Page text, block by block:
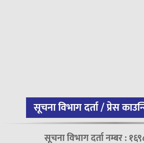
सूचना विभाग दर्ता / प्रेस
सूचना विभाग दर्ता नम्बर :